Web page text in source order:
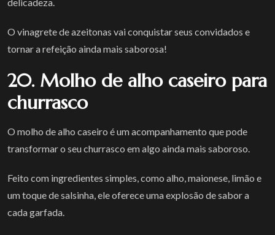
O vinagrete de azeitonas vai conquistar seus convidados e
tornar a refeição ainda mais saborosa!
20. Molho de alho caseiro para
churrasco
O molho de alho caseiro é um acompanhamento que pode
transformar o seu churrasco em algo ainda mais saboroso.
Feito com ingredientes simples, como alho, maionese, limão e
um toque de salsinha, ele oferece uma explosão de sabor a
cada garfada.